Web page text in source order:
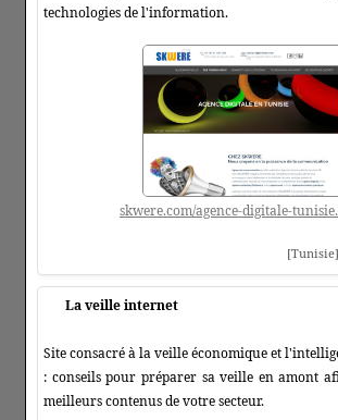
technologies de l'information.
skwere.com/agence-digitale-
La veille internet
Site consacré à la veille économique et
: conseils pour préparer sa veille en amont
meilleurs contenus de votre secteur.